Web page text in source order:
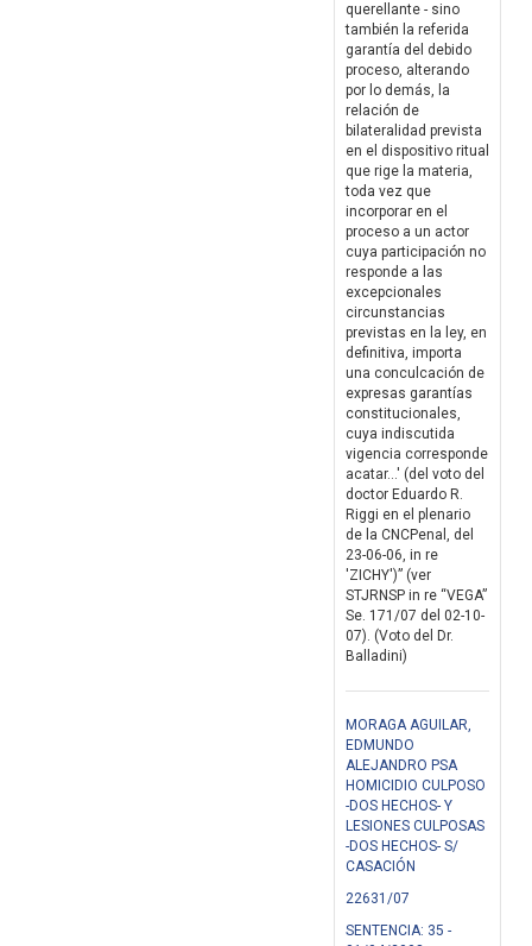
querellante - sino
también la referida
garantía del debido
proceso, alterando
por lo demás, la
relación de
bilateralidad prevista
en el dispositivo ritual
que rige la materia,
toda vez que
incorporar en el
proceso a un actor
cuya participación no
responde a las
excepcionales
circunstancias
previstas en la ley, en
definitiva, importa
una conculcación de
expresas garantías
constitucionales,
cuya indiscutida
vigencia corresponde
acatar...' (del voto del
doctor Eduardo R.
Riggi en el plenario
de la CNCPenal, del
23-06-06, in re
'ZICHY')” (ver
STJRNSP in re “VEGA”
Se. 171/07 del 02-10-
07). (Voto del Dr.
Balladini)
MORAGA AGUILAR,
EDMUNDO
ALEJANDRO PSA
HOMICIDIO CULPOSO
-DOS HECHOS- Y
LESIONES CULPOSAS
-DOS HECHOS- S/
CASACIÓN
22631/07
SENTENCIA: 35 -